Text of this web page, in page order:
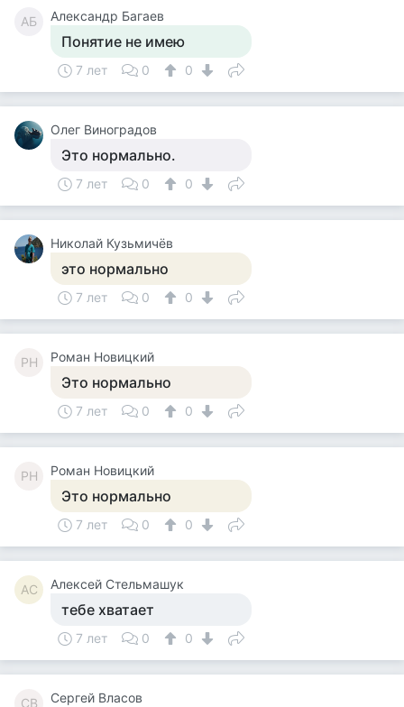
АБ Александр Багаев
Понятие не имею
7 лет 0 0
Олег Виноградов
Это нормально.
7 лет 0 0
Николай Кузьмичёв
это нормально
7 лет 0 0
РН Роман Новицкий
Это нормально
7 лет 0 0
РН Роман Новицкий
Это нормально
7 лет 0 0
АС Алексей Стельмашук
тебе хватает
7 лет 0 0
СВ Сергей Власов